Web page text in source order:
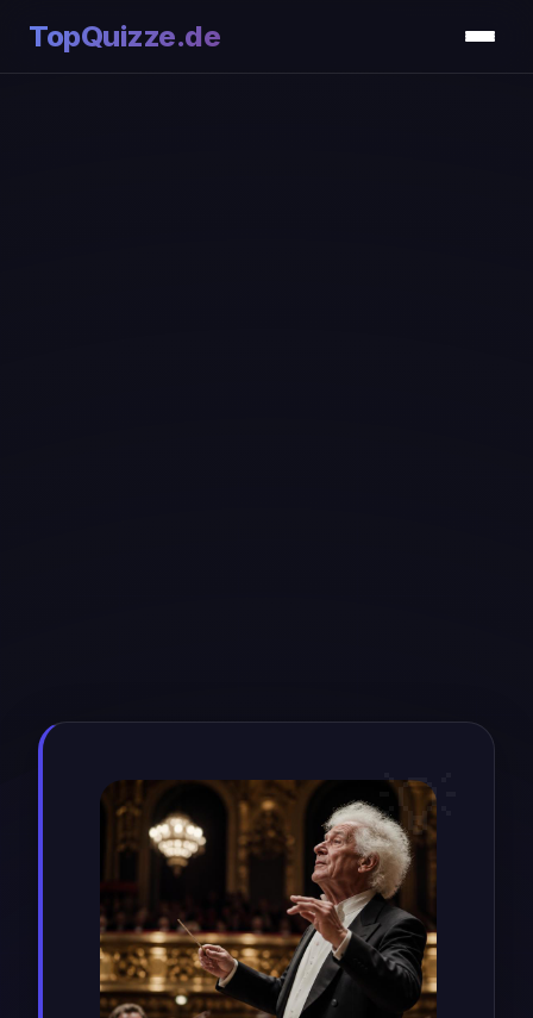
TopQuizze.de